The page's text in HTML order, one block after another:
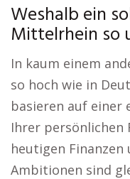
Weshalb ein
Mittelrhein so
In kaum einem
so hoch wie in
basieren auf einer
Ihrer persönlichen
heutigen
Ambitionen sind